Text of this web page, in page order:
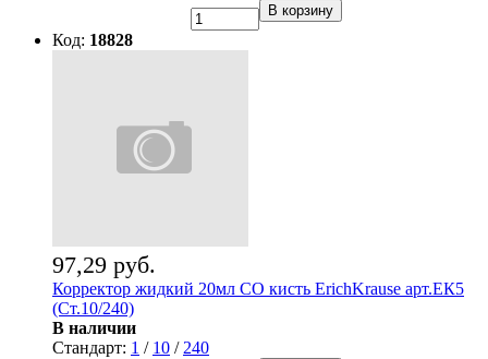
В корзину
Код: 18828
97,29 руб.
Корректор жидкий 20мл СО кисть ErichKrause арт.ЕК5
(Ст.10/240)
В наличии
Стандарт: 1 / 10 / 240